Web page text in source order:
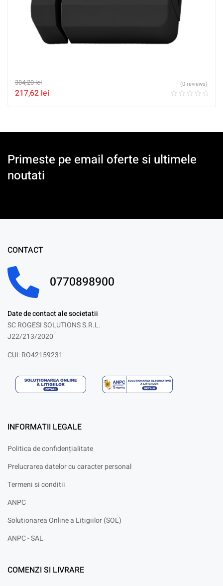
304,20lei
217,62 lei
(0 reviews)
Primeste pe email oferte si ultimele
noutati
CONTACT
0770898900
Date de contact ale societatii
SC ROGESI SOLUTIONS S.R.L.
J22/213/2020
CUI: RO42159231
INFORMATII LEGALE
Politica de confidențialitate
Prelucrarea datelor cu caracter personal
Termeni si conditii
ANPC
Solutionarea Online a Litigiilor (SOL)
ANPC - SAL
COMENZI SI LIVRARE